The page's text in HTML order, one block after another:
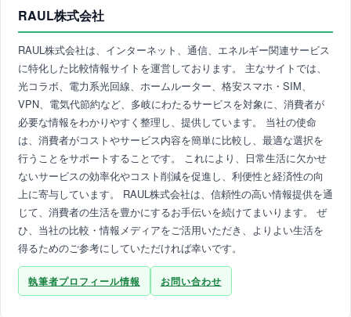
RAUL株式会社
RAUL株式会社は、インターネット、通信、エネルギー関連サービス
に特化した比較情報サイトを運営しております。 主なサイトでは、
光コラボ、電力系光回線、ホームルーター、格安スマホ・SIM、
VPN、電気代節約など、多岐にわたるサービスを対象に、消費者が
必要な情報をわかりやすく整理し、提供しています。 当社の使命
は、消費者がコストやサービス内容を簡単に比較し、最適な選択を
行うことをサポートすることです。 これにより、日常生活に欠かせ
ないサービスの効率化やコスト削減を促進し、利便性と経済性の向
上に寄与しています。 RAUL株式会社は、信頼性の高い情報提供を通
じて、消費者の生活を豊かにするお手伝いを続けてまいります。 ぜ
ひ、当社の比較・情報メディアをご活用いただき、よりよい生活を
得るためのご参考にしていただければ幸いです。
執筆者プロフィール情報 お問い合わせ